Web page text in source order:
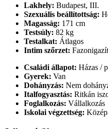
Lakhely: Budapest, III.
Szexuális beállítottság:
Magasság: 171 cm
Testsúly: 82 kg
Testalkat: Átlagos
Intim szőrzet:
Családi állapot: Házas /
Gyerek: Van
Dohányzás: Nem
Italfogyasztás: Ritkán
Foglalkozás: Vállalkozás
Iskolai végzettség: